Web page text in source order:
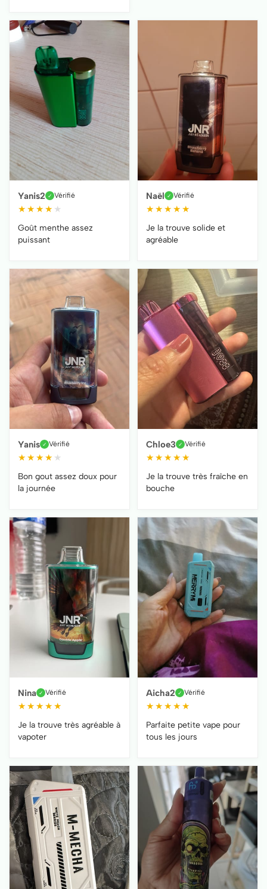
Yanis2 ✓ Vérifié
★ ★ ★ ★ ★
Goût menthe assez
puissant
Naël ✓ Vérifié
★ ★ ★ ★ ★
Je la trouve solide et
agréable
Yanis ✓ Vérifié
★ ★ ★ ★ ★
Bon gout assez doux pour
la journée
Chloe3 ✓ Vérifié
★ ★ ★ ★ ★
Je la trouve très fraîche en
bouche
Nina ✓ Vérifié
★ ★ ★ ★ ★
Je la trouve très agréable à
vapoter
Aicha2 ✓ Vérifié
★ ★ ★ ★ ★
Parfaite petite vape pour
tous les jours